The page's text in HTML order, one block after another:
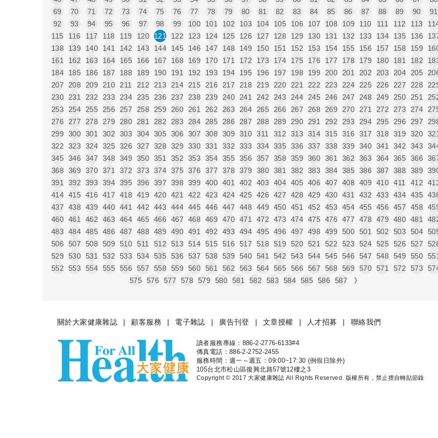
69
70 71 72 73 74 75 76 77 78 79 80 81 82 83 84 85 86 87 88 89 90
91
92
93 94 95 96 97 98 99 100 101 102 103 104 105 106 107 108 109 110 111 112 113
115
116 117 118 119 120 121 122 123 124 125 126 127 128 129 130 131 132 133 134 135 136
138
139 140 141 142 143 144 145 146 147 148 149 150 151 152 153 154 155 156 157 158 159
161
162 163 164 165 166 167 168 169 170 171 172 173 174 175 176 177 178 179 180 181 182
184
185 186 187 188 189 190 191 192 193 194 195 196 197 198 199 200 201 202 203 204 205
207
208 209 210 211 212 213 214 215 216 217 218 219 220 221 222 223 224 225 226 227 228
230
231 232 233 234 235 236 237 238 239 240 241 242 243 244 245 246 247 248 249 250 251
253
254 255 256 257 258 259 260 261 262 263 264 265 266 267 268 269 270 271 272 273 274
276
277 278 279 280 281 282 283 284 285 286 287 288 289 290 291 292 293 294 295 296 297
299 300 301 302 303 304 305 306 307 308 309 310 311 312 313 314 315 316 317 318 319 320
322 323 324 325 326 327 328 329 330 331 332 333 334 335 336 337 338 339 340 341 342 343
345 346 347 348 349 350 351 352 353 354 355 356 357 358 359 360 361 362 363 364 365 366
368 369 370 371 372 373 374 375 376 377 378 379 380 381 382 383 384 385 386 387 388 389
391
392 393 394 395 396 397 398 399 400 401 402 403 404 405 406 407 408 409 410 411 412
414 415 416 417 418 419 420 421 422 423 424 425 426 427 428 429 430 431 432 433 434 435
437 438 439 440 441 442 443 444 445 446 447 448 449 450 451 452 453 454 455 456 457 458
460 461 462 463 464 465 466 467 468 469 470 471 472 473 474 475 476 477 478 479 480 481
483 484 485 486 487 488 489 490 491 492 493 494 495 496 497 498 499 500 501 502 503 504
506 507 508 509 510 511 512 513 514 515 516 517 518 519 520 521 522 523 524 525 526 527
529 530 531 532 533 534 535 536 537 538 539 540 541 542 543 544 545 546 547 548 549 550
552 553 554 555 556 557 558 559 560 561 562 563 564 565 566 567 568 569 570 571 572 573
575 576 577 578 579 580 581 582 583 584 585 586 587 》
關於大家健康雜誌 顧客服務 電子雜誌 廣告刊登 文章授權 人才招募 聯絡我們
大家健康
讀者服務專線：886-2-2776-6133#4
傳真電話：886-2-2752-2455
服務時間：週一～週五：09:00~17:30 (例假日除外)
105台北市松山區復興北路57號12樓之3
Copyright © 2017 大家健康雜誌 All Rights Reserved. 版權所有，禁止擅自轉貼節錄